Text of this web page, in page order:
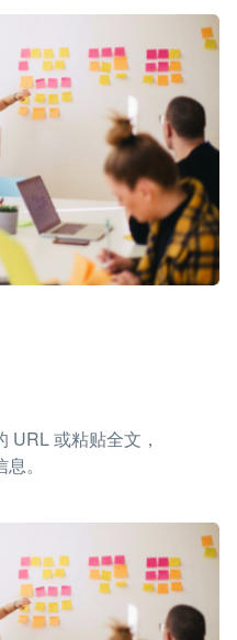
URL 或粘贴全文，
。